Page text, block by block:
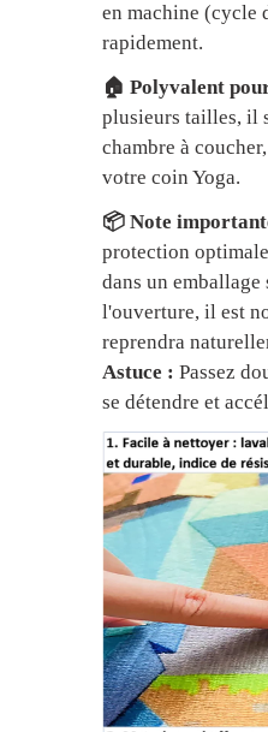
en machine (cycle
rapidement.
🏠 Polyvalent
plusieurs tailles, il
chambre à
votre coin Yoga.
📦 Note
protection
dans un
l'ouverture, il est
reprendra
Astuce : Passez
se détendre et